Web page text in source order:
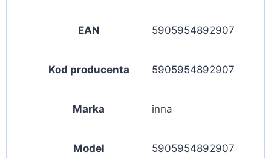
EAN 5905954892907
Kod producenta 5905954892907
Marka inna
Model 5905954892907